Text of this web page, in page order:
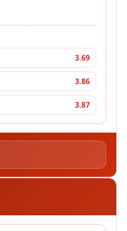
3.69
3.86
3.87